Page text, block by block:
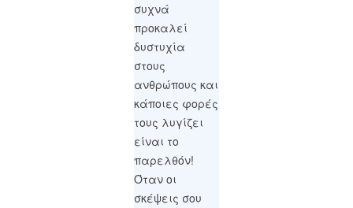
συχνά
προκαλεί
δυστυχία
στους
ανθρώπους και
κάποιες φορές
τους λυγίζει
είναι το
παρελθόν!
Όταν οι
σκέψεις σου